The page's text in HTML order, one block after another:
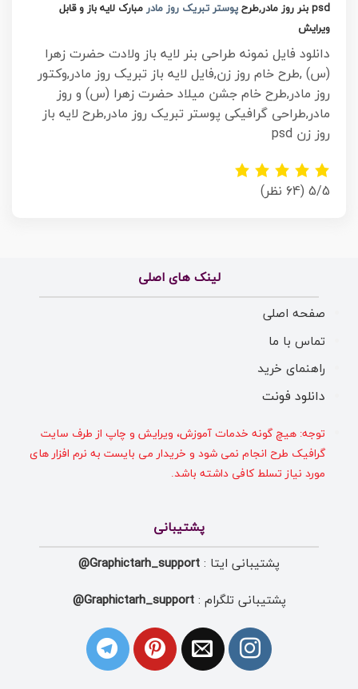
psd بنر روز مادر,طرح
پوستر تبریک روز مادر مبارک لایه باز و قابل
ویرایش
دانلود فایل نمونه طراحی بنر لایه باز ولادت حضرت زهرا
(س) ,طرح خام روز زن,فایل لایه باز تبریک روز مادر,وکتور
روز مادر,طرح خام جشن میلاد حضرت زهرا (س) و روز
مادر,طراحی گرافیکی پوستر تبریک روز مادر,طرح لایه باز
روز زن psd
5/5 (64 نظر)
لینک های اصلی
صفحه اصلی
تماس با ما
راهنمای خرید
دانلود فونت
توجه: هیچ گونه خدمات آموزش، ویرایش و چاپ از طرف سایت
گرافیک طرح انجام نمی شود و خریدار می بایست به نرم افزار های
مورد نیاز تسلط کافی داشته باشد.
پشتیبانی
پشتیبانی ایتا : Graphictarh_support@
پشتیبانی تلگرام :Graphictarh_support@